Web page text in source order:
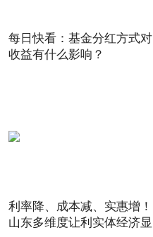
每日快看：基金分红方式对
收益有什么影响？
利率降、成本减、实惠增！
山东多维度让利实体经济显